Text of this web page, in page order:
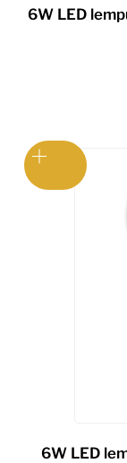
6W LED
6W LED